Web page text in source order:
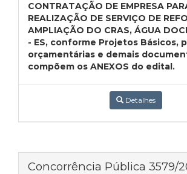
CONTRATAÇÃO DE EMPRESA
REALIZAÇÃO DE SERVIÇO DE
AMPLIAÇÃO DO CRAS, ÁGUA
- ES, conforme Projetos Básicos,
orçamentárias e demais
compõem os ANEXOS do edital.
Detalhes
Concorrência Pública 3579/